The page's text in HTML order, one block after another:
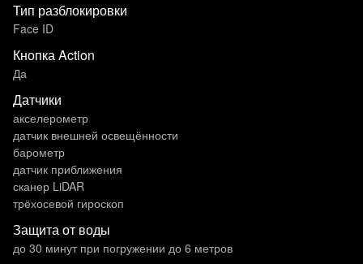
Тип разблокировки
Face ID
Кнопка Action
Да
Датчики
акселерометр
датчик внешней освещённости
барометр
датчик приближения
сканер LiDAR
трёхосевой гироскоп
Защита от воды
до 30 минут при погружении до 6 метров